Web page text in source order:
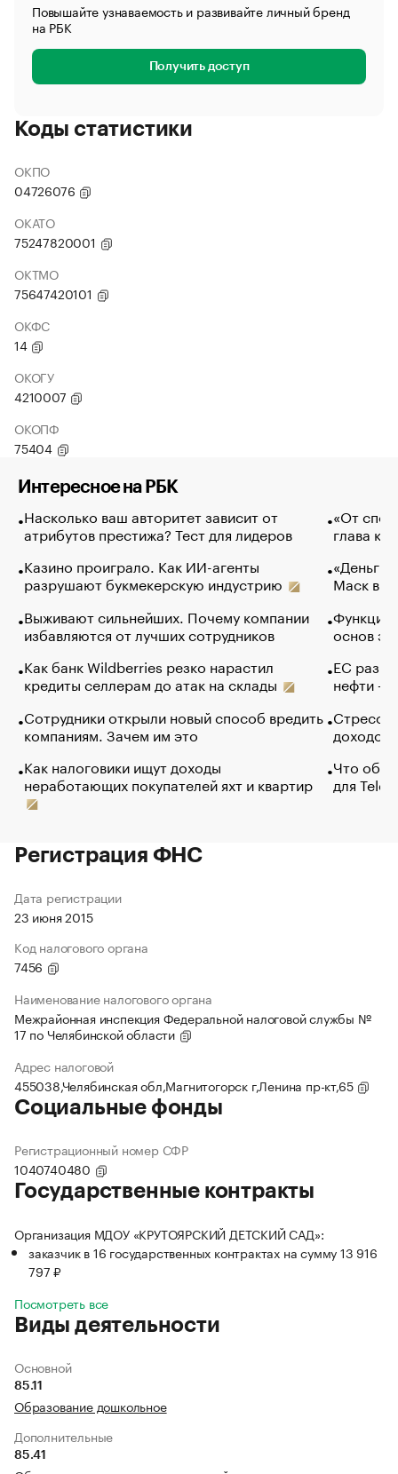
Повышайте узнаваемость и развивайте личный бренд
на РБК
Получить доступ
Коды статистики
ОКПО
04726076
ОКАТО
75247820001
ОКТМО
75647420101
ОКФС
14
ОКОГУ
4210007
ОКОПФ
75404
Интересное на РБК
Насколько ваш авторитет зависит от
атрибутов престижа? Тест для лидеров
Казино проиграло. Как ИИ-агенты
разрушают букмекерскую индустрию
Выживают сильнейших. Почему компании
избавляются от лучших сотрудников
Как банк Wildberries резко нарастил
кредиты селлерам до атак на склады
Сотрудники открыли новый способ вредить
компаниям. Зачем им это
Как налоговики ищут доходы
неработающих покупателей яхт и квартир
«От
глава
«Деньги
Маск в
Функции
основ
ЕС
нефти —
Стресс
доходов
Что
для
Регистрация ФНС
Дата регистрации
23 июня 2015
Код налогового органа
7456
Наименование налогового органа
Межрайонная инспекция Федеральной налоговой службы №
17 по Челябинской области
Адрес налоговой
455038,Челябинская обл,Магнитогорск г,Ленина пр-кт,65
Социальные фонды
Регистрационный номер СФР
1040740480
Государственные контракты
Организация МДОУ «КРУТОЯРСКИЙ ДЕТСКИЙ САД»:
заказчик в 16 государственных контрактах на сумму 13 916
797 ₽
Посмотреть все
Виды деятельности
Основной
85.11
Образование дошкольное
Дополнительные
85.41